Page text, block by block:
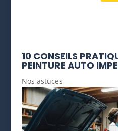
10 CONSEILS
PEINTURE AUTO
Nos astuces